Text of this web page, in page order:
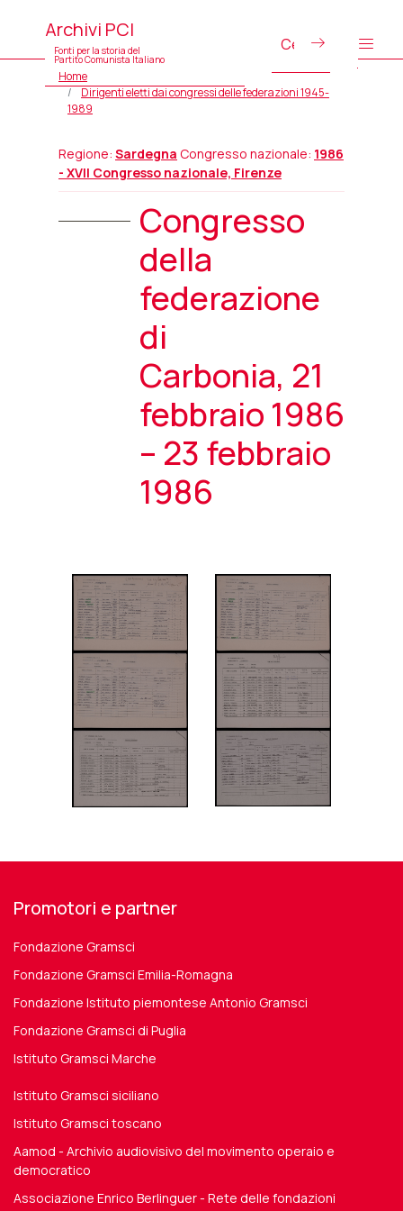
Archivi PCI
Fonti per la storia del
Partito Comunista Italiano
Home
Dirigenti eletti dai congressi delle federazioni 1945-
1989
Regione: Sardegna Congresso nazionale: 1986
- XVII Congresso nazionale, Firenze
Congresso
della
federazione
di
Carbonia, 21
febbraio 1986
– 23 febbraio
1986
Promotori e partner
Fondazione Gramsci
Fondazione Gramsci Emilia-Romagna
Fondazione Istituto piemontese Antonio Gramsci
Fondazione Gramsci di Puglia
Istituto Gramsci Marche
Istituto Gramsci siciliano
Istituto Gramsci toscano
Aamod - Archivio audiovisivo del movimento operaio e
democratico
Associazione Enrico Berlinguer - Rete delle fondazioni